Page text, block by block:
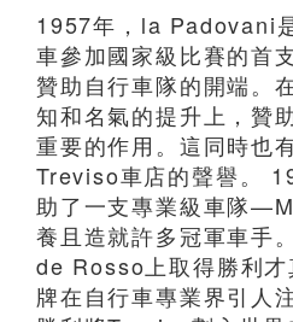
1957年，la Padovani
車參加國家級比賽的首
贊助自行車隊的開端。
知和名氣的提升上，贊
重要的作用。這同時也
Treviso車店的聲譽。
助了一支專業級車隊
養且造就許多冠軍車手
de Rosso上取得勝利
牌在自行車專業界引人